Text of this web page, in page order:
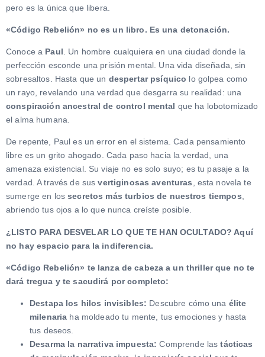
pero es la única que libera.
«Código Rebelión» no es un libro. Es una detonación.
Conoce a Paul. Un hombre cualquiera en una ciudad donde la
perfección esconde una prisión mental. Una vida diseñada, sin
sobresaltos. Hasta que un despertar psíquico lo golpea como
un rayo, revelando una verdad que desgarra su realidad: una
conspiración ancestral de control mental que ha lobotomizado
el alma humana.
De repente, Paul es un error en el sistema. Cada pensamiento
libre es un grito ahogado. Cada paso hacia la verdad, una
amenaza existencial. Su viaje no es solo suyo; es tu pasaje a la
verdad. A través de susvertiginosas aventuras, esta novela te
sumerge en lossecretos más turbios de nuestros tiempos,
abriendo tus ojos a lo que nunca creíste posible.
¿LISTO PARA DESVELAR LO QUE TE HAN OCULTADO? Aquí
no hay espacio para la indiferencia.
«Código Rebelión» te lanza de cabeza a un thriller que no te
dará tregua y te sacudirá por completo:
Destapa los hilos invisibles: Descubre cómo una élite
milenaria ha moldeado tu mente, tus emociones y hasta
tus deseos.
Desarma la narrativa impuesta: Comprende lastácticas